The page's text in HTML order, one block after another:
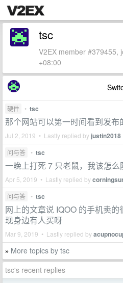
tsc
V2EX member #379455,
+08:00
硬件 • tsc
那个网站可以第一时间看到发布
Jul 2, 2019 • Lastly replied by justin2018
问与答 • tsc
一晚上打死 7 只老鼠，我该怎么
Apr 5, 2019 • Lastly replied by
问与答 • tsc
网上的文章说 IQOO 的手机卖
现身边有人买呀
Mar 9, 2019 • Lastly replied by
» More topics by tsc
tsc's recent replies